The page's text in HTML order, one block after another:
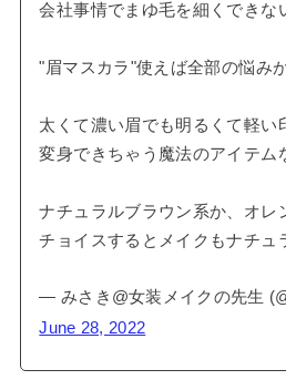
会社事情でまゆ毛を細くできな
"眉マスカラ"使えば全部の悩み
太くて濃い眉でも明るくて軽い
変身できちゃう魔法のアイテム
ナチュラルブラウン系か、オレ
チョイスするとメイクもナチュ
— みさき@女装メイクの先生
June 28, 2022